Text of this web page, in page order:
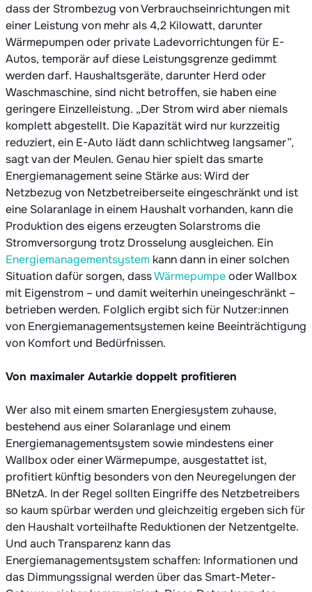
dass der Strombezug von Verbrauchseinrichtungen mit
einer Leistung von mehr als 4,2 Kilowatt, darunter
Wärmepumpen oder private Ladevorrichtungen für E-
Autos, temporär auf diese Leistungsgrenze gedimmt
werden darf. Haushaltsgeräte, darunter Herd oder
Waschmaschine, sind nicht betroffen, sie haben eine
geringere Einzelleistung. „Der Strom wird aber niemals
komplett abgestellt. Die Kapazität wird nur kurzzeitig
reduziert, ein E-Auto lädt dann schlichtweg langsamer”,
sagt van der Meulen. Genau hier spielt das smarte
Energiemanagement seine Stärke aus: Wird der
Netzbezug von Netzbetreiberseite eingeschränkt und ist
eine Solaranlage in einem Haushalt vorhanden, kann die
Produktion des eigens erzeugten Solarstroms die
Stromversorgung trotz Drosselung ausgleichen. Ein
Energiemanagementsystem kann dann in einer solchen
Situation dafür sorgen, dassWärmepumpeoder Wallbox
mit Eigenstrom – und damit weiterhin uneingeschränkt –
betrieben werden. Folglich ergibt sich für Nutzer:innen
von Energiemanagementsystemen keine Beeinträchtigung
von Komfort und Bedürfnissen.
Von maximaler Autarkie doppelt profitieren
Wer also mit einem smarten Energiesystem zuhause,
bestehend aus einer Solaranlage und einem
Energiemanagementsystem sowie mindestens einer
Wallbox oder einer Wärmepumpe, ausgestattet ist,
profitiert künftig besonders von den Neuregelungen der
BNetzA. In der Regel sollten Eingriffe des Netzbetreibers
so kaum spürbar werden und gleichzeitig ergeben sich für
den Haushalt vorteilhafte Reduktionen der Netzentgelte.
Und auch Transparenz kann das
Energiemanagementsystem schaffen: Informationen und
das Dimmungssignal werden über das Smart-Meter-